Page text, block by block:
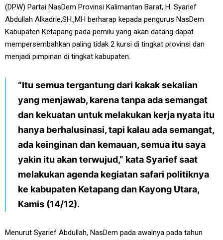
(DPW) Partai NasDem Provinsi Kalimantan Barat, H. Syarief
Abdullah Alkadrie,SH.,MH berharap kepada pengurus NasDem
Kabupaten Ketapang pada pemilu yang akan datang dapat
mempersembahkan paling tidak 2 kursi di tingkat provinsi dan
menjadi pimpinan di tingkat kabupaten.
“Itu semua tergantung dari kakak sekalian
yang menjawab, karena tanpa ada semangat
dan kekuatan untuk melakukan kerja nyata itu
hanya berhalusinasi, tapi kalau ada semangat,
ada keinginan dan kemauan, semua itu saya
yakin itu akan terwujud,” kata Syarief saat
melakukan agenda kegiatan safari politiknya
ke kabupaten Ketapang dan Kayong Utara,
Kamis (14/12).
Menurut Syarief Abdullah, NasDem pada awalnya pada tahun